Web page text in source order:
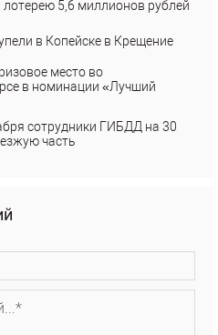
5,6 миллионов рублей
в Копейске в Крещение
место во
в номинации «Лучший
сотрудники ГИБДД на 30
часть